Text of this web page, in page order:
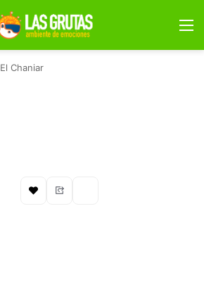
El Chaniar